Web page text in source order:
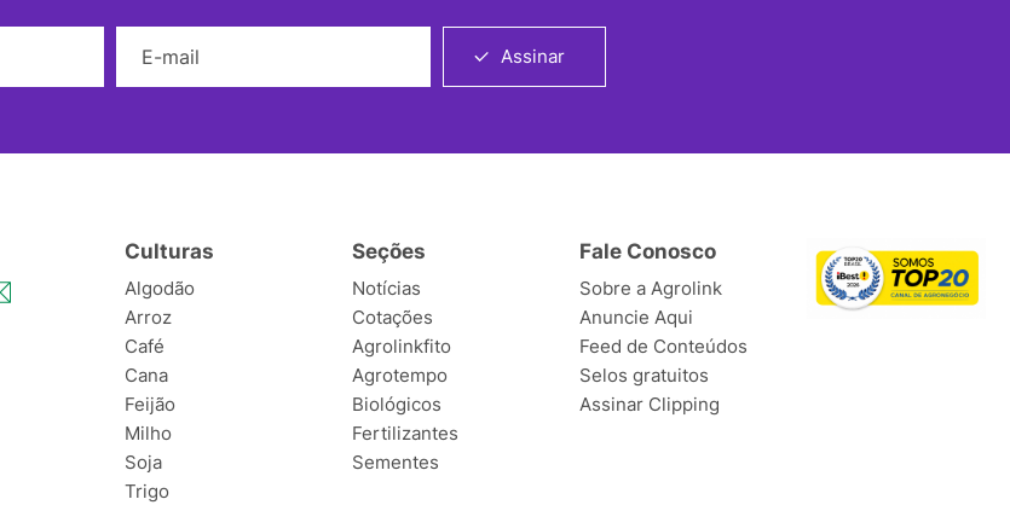
Assinar
Culturas
Algodão
Arroz
Café
Cana
Feijão
Milho
Soja
Trigo
Seções
Notícias
Cotações
Agrolinkfito
Agrotempo
Biológicos
Fertilizantes
Sementes
Fale Conosco
Sobre a Agrolink
Anuncie Aqui
Feed de Conteúdos
Selos gratuitos
Assinar Clipping